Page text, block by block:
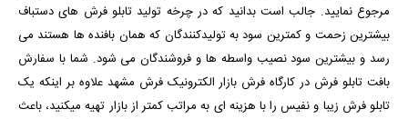
مرجوع نمایید. جالب است بدانید که در چرخه تولید تابلو فرش های دستباف
بیشترین زحمت و کمترین سود به تولیدکنندگان که همان بافنده ها هستند می
رسد و بیشترین سود نصیب واسطه ها و فروشندگان می شود. شما با سفارش
بافت تابلو فرش در کارگاه فرش بازار الکترونیک فرش مشهد علاوه بر اینکه یک
تابلو فرش زیبا و نفیس را با هزینه ای به مراتب کمتر از بازار تهیه میکنید، باعث